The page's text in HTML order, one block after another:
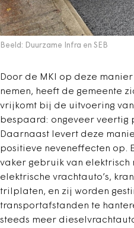
Beeld: Duurzame Infra en SEB
Door de MKI op deze
nemen, heeft de gemeente
vrijkomt bij de uitvoering
bespaard: ongeveer
Daarnaast levert deze
positieve neveneffecten op.
vaker gebruik van elektrisch
elektrische vrachtauto’s,
trilplaten, en zij worden
transportafstanden te
steeds meer